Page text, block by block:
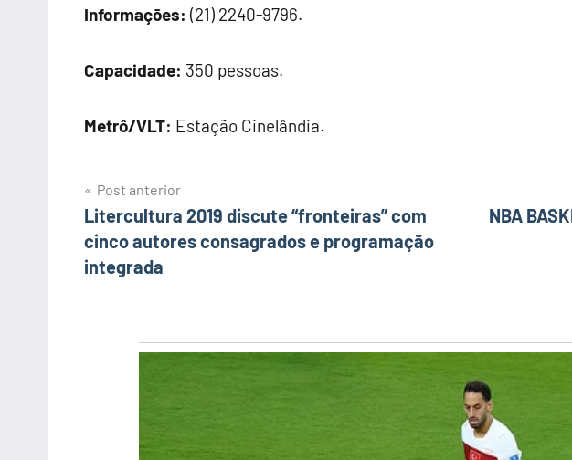
Informações: (21) 2240-9796.
Capacidade: 350 pessoas.
Metrô/VLT: Estação Cinelândia.
Navegação
de
Post anterior
Litercultura 2019 discute “fronteiras” com
cinco autores consagrados e programação
integrada
NBA